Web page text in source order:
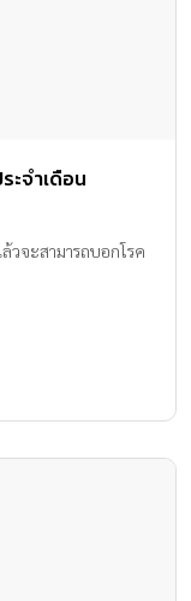
ะจำเดือน
วจะสามารถบอกโรค